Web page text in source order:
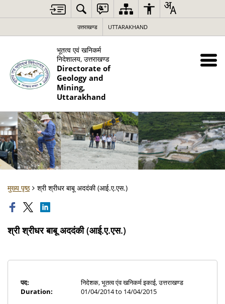
उत्तराखण्ड UTTARAKHAND
भूतत्व एवं खनिकर्म
निदेशालय, उत्तराखण्ड
Directorate of
Geology and
Mining,
Uttarakhand
मुख्य पृष्ठ श्री श्रीधर बाबू अददंकी (आई.ए.एस.)
श्री श्रीधर बाबू अददंकी (आई.ए.एस.)
पद:
निदेशक, भूतत्व एंव खनिकर्म इकाई, उत्तराखण्ड
Duration:
01/04/2014 to 14/04/2015